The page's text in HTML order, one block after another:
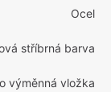
Ocel
stříbrná barva
výměnná vložka